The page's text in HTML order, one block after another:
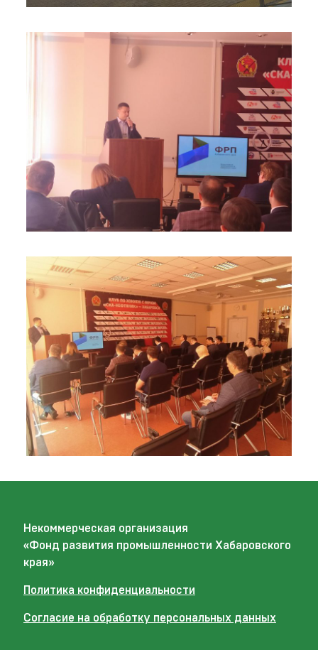
Некоммерческая организация
«Фонд развития промышленности Хабаровского
края»
Политика конфиденциальности
Согласие на обработку персональных данных